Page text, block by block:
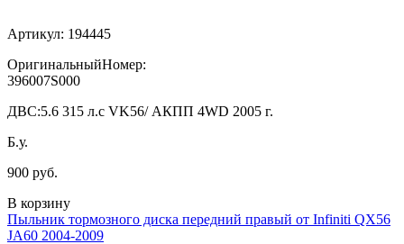
Артикул: 194445
ОригинальныйНомер:
396007S000
ДВС:5.6 315 л.с VK56/ АКПП 4WD 2005 г.
Б.у.
900 руб.
В корзину
Пыльник тормозного диска передний правый от Infiniti QX56
JA60 2004-2009